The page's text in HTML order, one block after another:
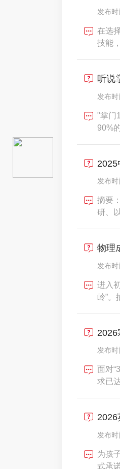
发布
在选
技能
师资
听说
发布
"掌门
90%
为什
2025
发布
摘要
研、
生
物理
发布
进入
岭”。
出，
2026
发布
面对
求已
金钱
2026
发布
为孩
式承